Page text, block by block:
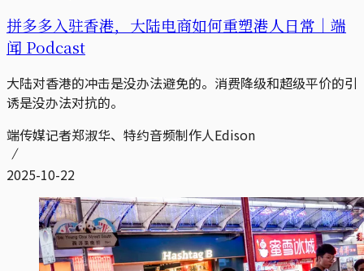
拼多多入驻香港，大陆电商如何重塑港人日常｜端
闻 Podcast
大陆对香港的冲击是没办法避免的。消费降级和超级平价的引
诱是没办法对抗的。
端传媒记者郑淑华、特约音频制作人Edison
2025-10-22